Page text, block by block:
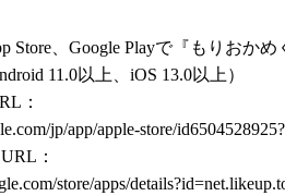
Store、Google Playで『もりおか
11.0以上、iOS 13.0以上）
：
jp/app/apple-store/
：
store/apps/